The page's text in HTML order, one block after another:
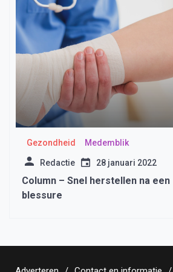
Gezondheid Medemblik
Redactie 28 januari 2022
Column – Snel herstellen na een
blessure